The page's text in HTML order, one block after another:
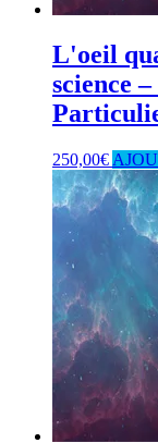
L'oeil
science
250,00€